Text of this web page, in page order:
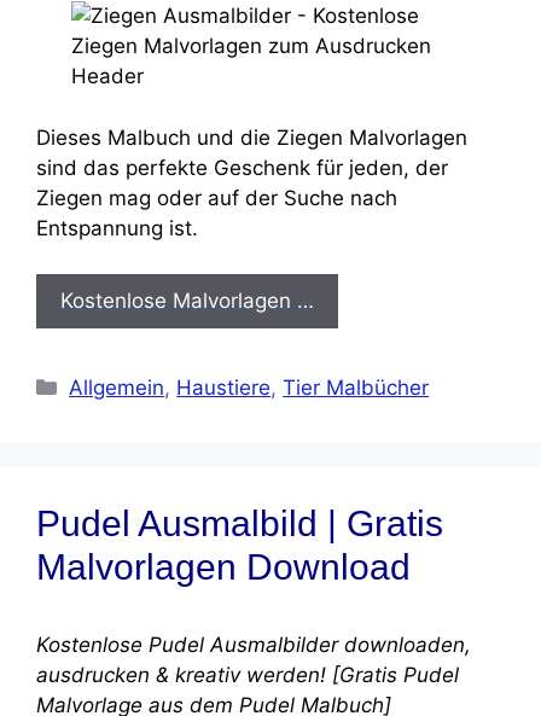
Dieses Malbuch und die Ziegen Malvorlagen
sind das perfekte Geschenk für jeden, der
Ziegen mag oder auf der Suche nach
Entspannung ist.
Kostenlose Malvorlagen …
Kategorien
Allgemein, Haustiere,Tier Malbücher
Pudel Ausmalbild | Gratis
Malvorlagen Download
Kostenlose Pudel Ausmalbilder downloaden,
ausdrucken & kreativ werden! [Gratis Pudel
Malvorlage aus dem Pudel Malbuch]